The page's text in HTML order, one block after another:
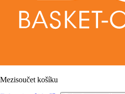
Mezisoučet košíku